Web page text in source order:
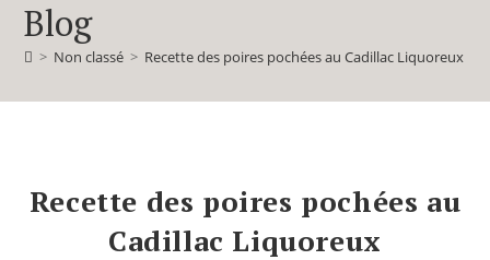
Blog
> Non classé > Recette des poires pochées au Cadillac Liquoreux
Recette des poires pochées au
Cadillac Liquoreux